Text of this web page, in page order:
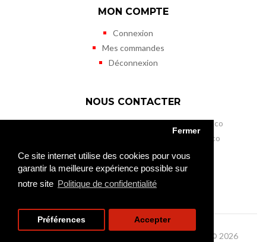
Ce site internet utilise des cookies pour vous
garantir la meilleure expérience possible sur
notre site Politique de confidentialité
Fermer
Préférences Accepter
MON COMPTE
Connexion
Mes commandes
Déconnexion
NOUS CONTACTER
Musée des Timbres et des Monnaies de Monaco
11 terrasses de Fontvieille - MC 98000 Monaco
Tél. (+377) 98 98 41 50
Fax (+377) 98 98 41 45
mtm@gouv.mc
Musée des Timbres et des Monnaies de Monaco © 2026